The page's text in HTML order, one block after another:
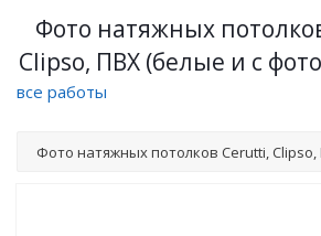
Фото натяжных
Clipso, ПВХ (белые и с
все работы